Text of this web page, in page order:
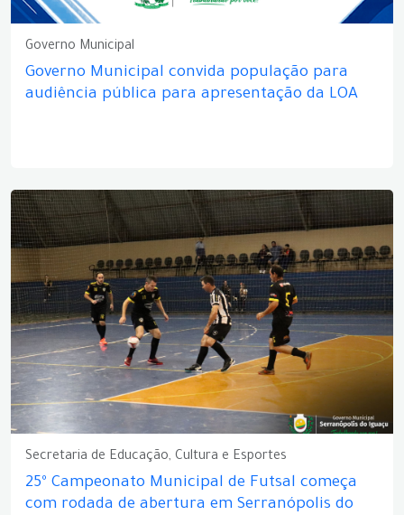
Governo Municipal
Governo Municipal convida população para
audiência pública para apresentação da LOA
Secretaria de Educação, Cultura e Esportes
25º Campeonato Municipal de Futsal começa
com rodada de abertura em Serranópolis do